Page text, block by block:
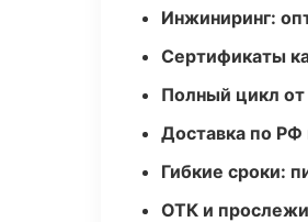
Инжиниринг:
Сертификаты
Полный цикл от
Доставка по РФ
Гибкие сроки:
ОТК и